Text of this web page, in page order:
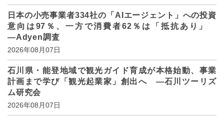
日本の小売事業者334社の「AIエージェント」への投資
意向は97％、一方で消費者62％は「抵抗あり」
―Adyen調査
2026年08月07日
石川県・能登地域で観光ガイド育成が本格始動、事業
計画まで学び「観光起業家」創出へ ―石川ツーリズ
ム研究会
2026年08月07日